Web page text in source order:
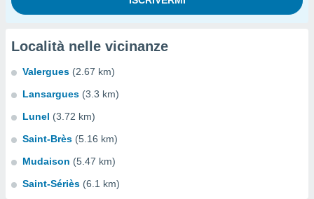
Località nelle vicinanze
Valergues (2.67 km)
Lansargues (3.3 km)
Lunel (3.72 km)
Saint-Brès (5.16 km)
Mudaison (5.47 km)
Saint-Sériès (6.1 km)